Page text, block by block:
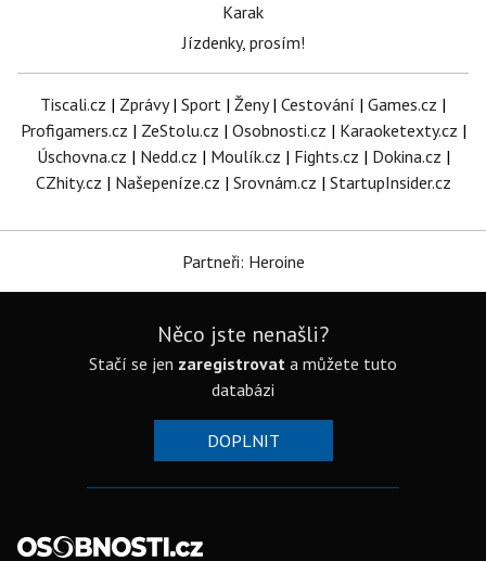
Karak
Jízdenky, prosím!
Tiscali.cz | Zprávy| Sport | Ženy| Cestování | Games.cz |
Profigamers.cz | ZeStolu.cz | Osobnosti.cz | Karaoketexty.cz |
Úschovna.cz | Nedd.cz | Moulík.cz | Fights.cz | Dokina.cz |
CZhity.cz | Našepeníze.cz | Srovnám.cz | StartupInsider.cz
Partneři: Heroine
Něco jste nenašli?
Stačí se jen zaregistrovat a můžete tuto
databázi
DOPLNIT